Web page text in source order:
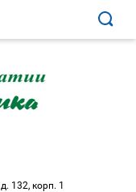
132, корп. 1